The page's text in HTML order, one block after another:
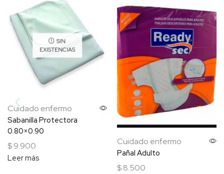
SIN
EXISTENCIAS
Cuidado enfermo
Sabanilla Protectora
0.80×0.90
$9.900
Leer más
Cuidado enfermo
Pañal Adulto
$8.500